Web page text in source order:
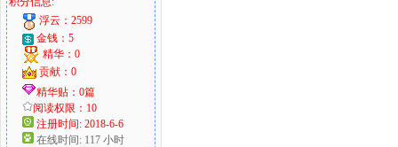
浮云：2599
金钱：5
精华：0
贡献：0
精华贴：0篇
阅读权限：10
注册时间: 2018-6-6
在线时间: 117 小时